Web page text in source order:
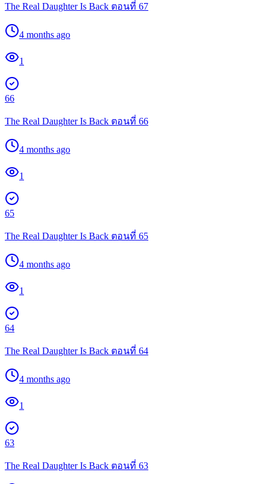
The Real Daughter Is Back ตอนที่ 67
4 months ago
1
66
The Real Daughter Is Back ตอนที่ 66
4 months ago
1
65
The Real Daughter Is Back ตอนที่ 65
4 months ago
1
64
The Real Daughter Is Back ตอนที่ 64
4 months ago
1
63
The Real Daughter Is Back ตอนที่ 63